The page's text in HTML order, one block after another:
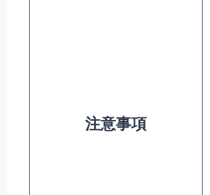
注意事項